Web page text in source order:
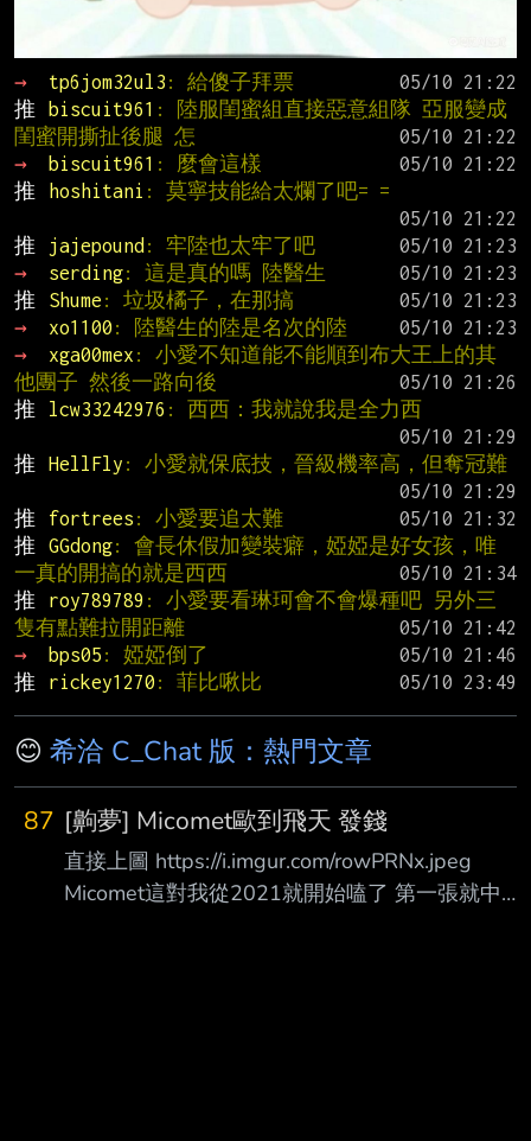
→ tp6jom32ul3 : 給傻子拜票
推
biscuit961 : 陸服閨蜜組直接惡意組隊 亞服變成
閨蜜開撕扯後腿 怎
→
biscuit961 : 麼會這樣
推
hoshitani : 莫寧技能給太爛了吧= =
推
jajepound : 牢陸也太牢了吧
→
serding: 這是真的嗎 陸醫生
推
Shume : 垃圾橘子，在那搞
→
xo1100 : 陸醫生的陸是名次的陸
→
xga00mex : 小愛不知道能不能順到布大王上的其
他團子 然後一路向後
推
lcw33242976 : 西西：我就說我是全力西
推
HellFly : 小愛就保底技，晉級機率高，但奪冠難
推
fortrees : 小愛要追太難
推
GGdong: 會長休假加變裝癖，婭婭是好女孩，唯
一真的開搞的就是西西
推
roy789789 : 小愛要看琳珂會不會爆種吧 另外三
隻有點難拉開距離
→
bps05 : 婭婭倒了
推
rickey1270 : 菲比啾比
😊 希洽 C_Chat 版：熱門文章
87 [齁夢] Micomet歐到飛天 發錢
直接上圖 https://i.imgur.com/rowPRNx.jpeg
Micomet這對我從2021就開始嗑了 第一張就中彗